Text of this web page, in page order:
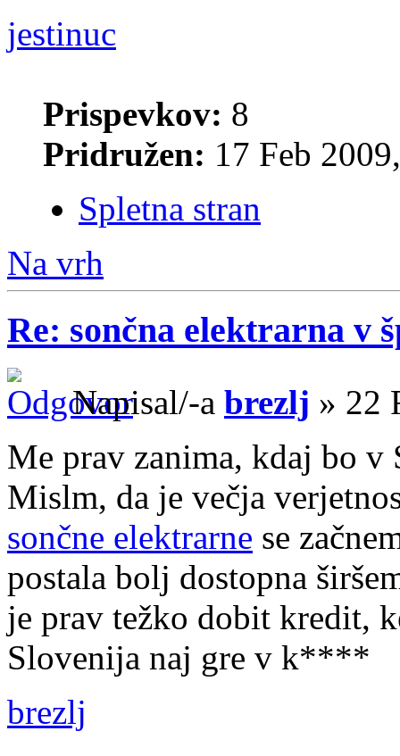
jestinuc
Prispevkov: 8
Pridružen: 17 Feb
Spletna stran
Na vrh
Re: sončna elektrarna v
Napisal/-a brezlj » 22
Me prav zanima, kdaj bo
Mislm, da je večja
sončne elektrarne se
postala bolj dostopna
je prav težko dobit kredit,
Slovenija naj gre v k****
brezlj